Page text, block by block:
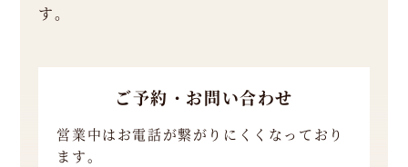
す。
ご予約・お問い合わせ
営業中はお電話が繋がりにくくなっており
ます。